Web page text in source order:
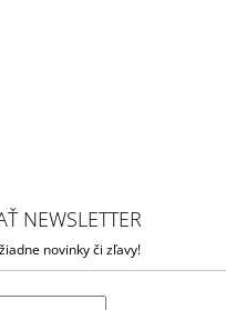
NEWSLETTER
novinky či zľavy!